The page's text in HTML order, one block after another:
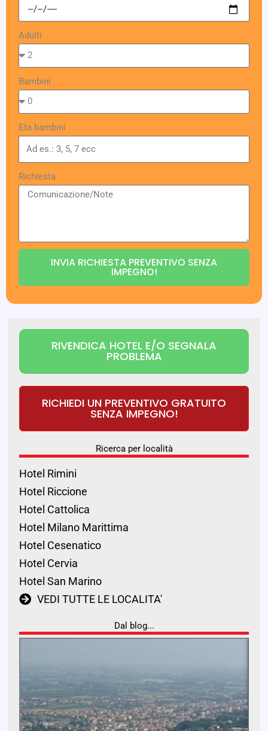
Adulti
Bambini
Eta bambini
Richiesta
INVIA RICHIESTA PREVENTIVO SENZA
IMPEGNO!
RIVENDICA HOTEL E/O SEGNALA
PROBLEMA
RICHIEDI UN PREVENTIVO GRATUITO
SENZA IMPEGNO!
Ricerca per località
Hotel Rimini
Hotel Riccione
Hotel Cattolica
Hotel Milano Marittima
Hotel Cesenatico
Hotel Cervia
Hotel San Marino
VEDI TUTTE LE LOCALITA'
Dal blog...